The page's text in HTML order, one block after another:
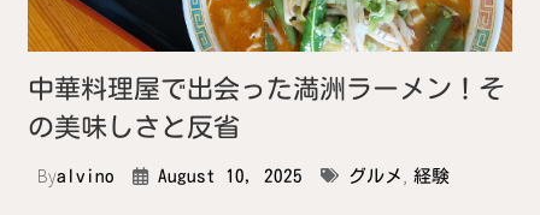
中華料理屋で出会った満洲ラーメン！そ
の美味しさと反省
Byalvino August 10, 2025 グルメ , 経験